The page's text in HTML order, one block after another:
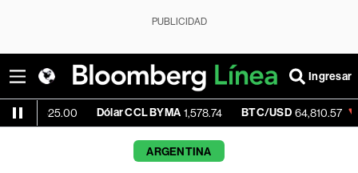
PUBLICIDAD
Ingresar
Dólar CCL BYMA 1,578.74 BTC/USD 64,810.57 -0.35%
ARGENTINA